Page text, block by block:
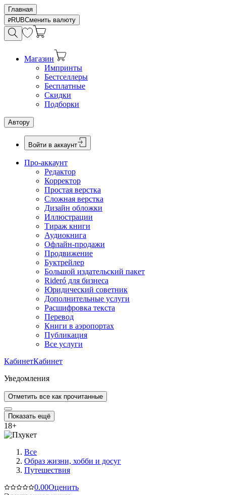
Главная
RUBСменить валюту
Магазин
Импринты
Бестселлеры
Бесплатные
Скидки
Подборки
Автору
Войти в аккаунт
Про-аккаунт
Редактор
Корректор
Простая верстка
Сложная верстка
Дизайн обложки
Иллюстрации
Тираж книги
Аудиокнига
Офлайн-продажи
Продвижение
Буктрейлер
Большой издательский пакет
Rideró для бизнеса
Юридический советник
Дополнительные услуги
Расшифровка текста
Перевод
Книги в аэропортах
Публикация
Все услуги
КабинетКабинет
Уведомления
Отметить все как прочитанные
Показать ещё
18+
Все
Образ жизни, хобби и досуг
Путешествия
0.00Оценить